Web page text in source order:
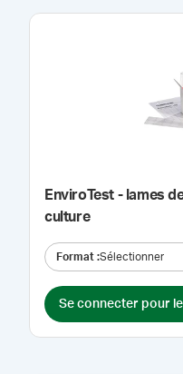
EnviroTest - lames
culture
Format :Sélectionner
Se connecter pour